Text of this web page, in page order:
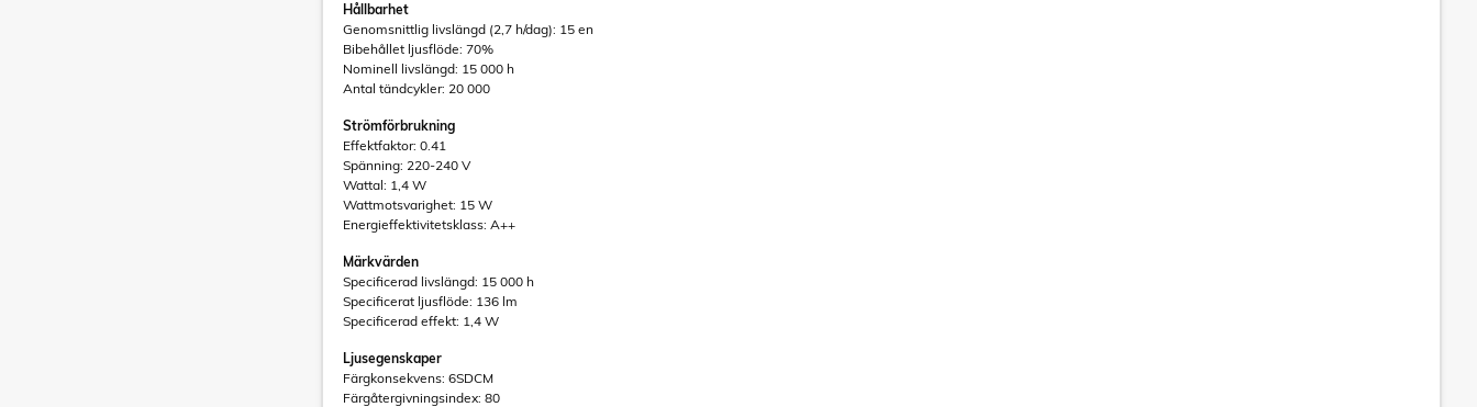
Hållbarhet
Genomsnittlig livslängd (2,7 h/dag): 15 en
Bibehållet ljusflöde: 70%
Nominell livslängd: 15 000 h
Antal tändcykler: 20 000
Strömförbrukning
Effektfaktor: 0.41
Spänning: 220-240 V
Wattal: 1,4 W
Wattmotsvarighet: 15 W
Energieffektivitetsklass: A++
Märkvärden
Specificerad livslängd: 15 000 h
Specificerat ljusflöde: 136 lm
Specificerad effekt: 1,4 W
Ljusegenskaper
Färgkonsekvens: 6SDCM
Färgåtergivningsindex: 80